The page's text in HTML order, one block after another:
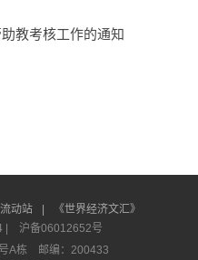
教考核工作的通知
动站 |
《世界经济文汇》
| 沪备06012652号
A栋 邮编：200433